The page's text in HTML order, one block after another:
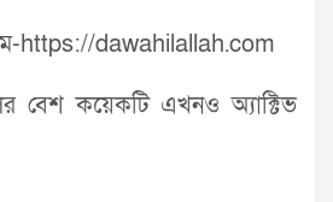
https://dawahilallah.com
বেশ কয়েকটি এখনও অ্যাক্টিভ